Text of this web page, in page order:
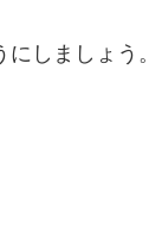
しましょう。